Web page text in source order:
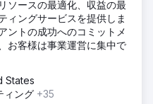
ソースの最適化、収益の最
ィングサービスを提供しま
ントの成功へのコミットメ
お客様は事業運営に集中で
States
ィング +35